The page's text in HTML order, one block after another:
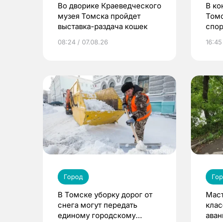
Во дворике Краеведческого
музея Томска пройдет
выставка-раздача кошек
08:24 / 07.08.26
В
Город
В Томске уборку дорог от
снега могут передать
единому городскому